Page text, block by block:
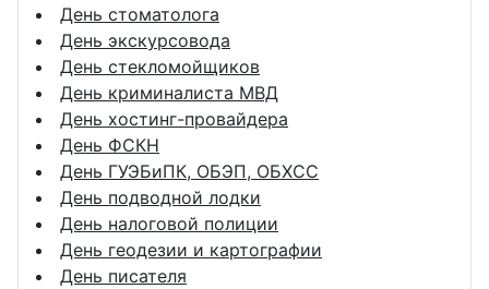
День стоматолога
День экскурсовода
День стекломойщиков
День криминалиста МВД
День хостинг-провайдера
День ФСКН
День ГУЭБиПК, ОБЭП, ОБХСС
День подводной лодки
День налоговой полиции
День геодезии и картографии
День писателя